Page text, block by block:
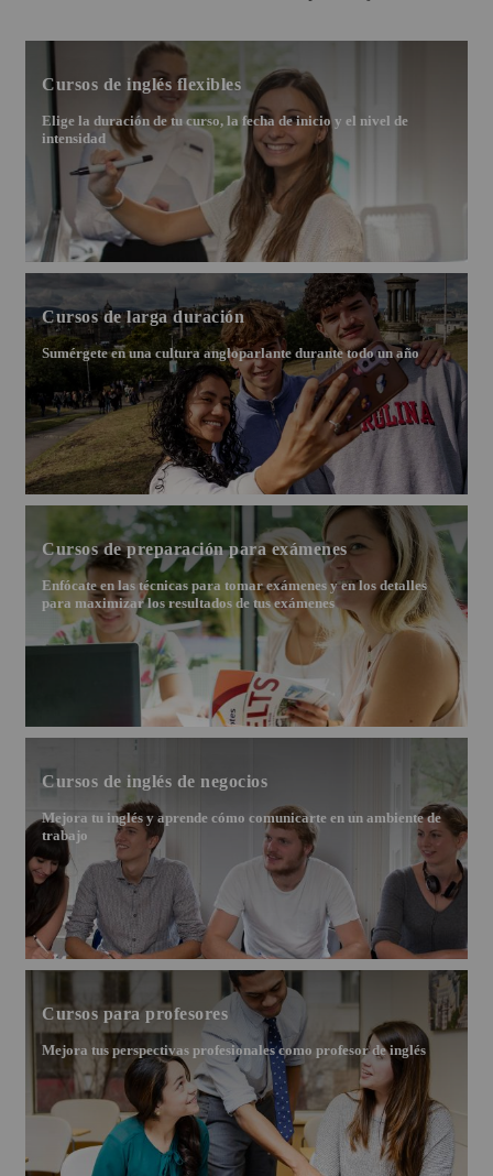
Cursos de inglés flexibles
Elige la duración de tu curso, la fecha de inicio y el nivel de
intensidad
Cursos de larga duración
Sumérgete en una cultura angloparlante durante todo un año
Cursos de preparación para exámenes
Enfócate en las técnicas para tomar exámenes y en los detalles
para maximizar los resultados de tus exámenes
Cursos de inglés de negocios
Mejora tu inglés y aprende cómo comunicarte en un ambiente de
trabajo
Cursos para profesores
Mejora tus perspectivas profesionales como profesor de inglés